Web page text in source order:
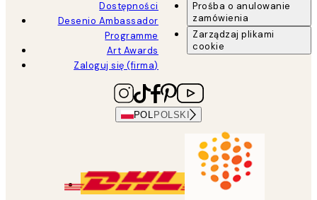
Dostępności
Desenio Ambassador
Programme
Art Awards
Zaloguj się (firma)
Prośba o anulowanie
zamówienia
Zarządzaj plikami
cookie
POL POLSKI